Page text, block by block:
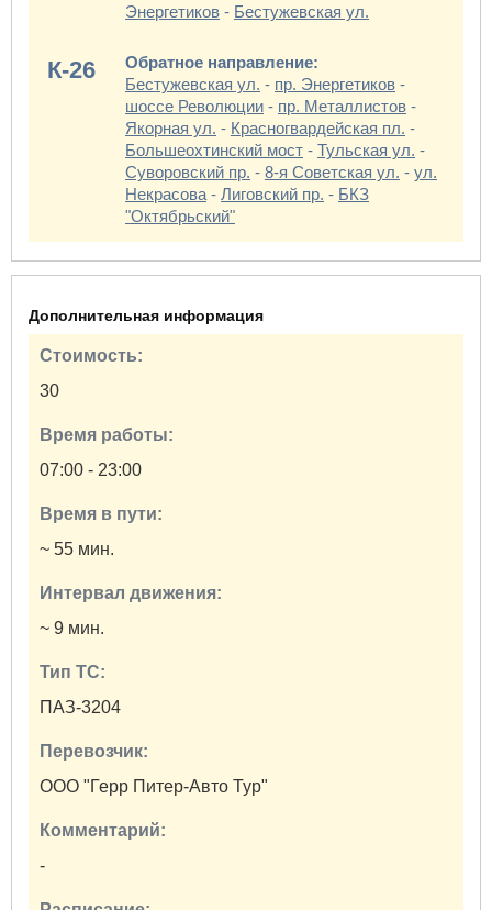
Энергетиков - Бестужевская ул.
К-26
Обратное направление:
Бестужевская ул. - пр. Энергетиков -
шоссе Революции - пр. Металлистов -
Якорная ул. - Красногвардейская пл. -
Большеохтинский мост - Тульская ул. -
Суворовский пр. - 8-я Советская ул. - ул.
Некрасова - Лиговский пр. - БКЗ
"Октябрьский"
Дополнительная информация
Стоимость:
30
Время работы:
07:00 - 23:00
Время в пути:
~ 55 мин.
Интервал движения:
~ 9 мин.
Тип ТС:
ПАЗ-3204
Перевозчик:
ООО "Герр Питер-Авто Тур"
Комментарий:
-